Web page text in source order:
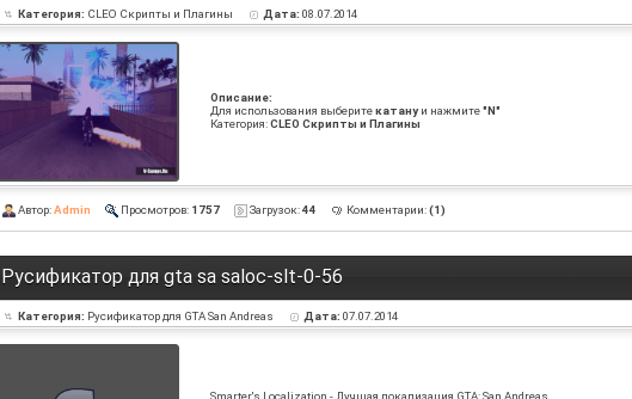
Категория: CLEO Скрипты и Плагины Дата: 08.07.2014
Описание:
Для использования выберитекатану и нажмите"N"
Категория:CLEO Скрипты и Плагины
Автор:Admin Просмотров: 1757 Загрузок:44 Комментарии:(1)
Русификатор для gta sa saloc-slt-0-56
Категория: Русификатор для GTA San Andreas Дата: 07.07.2014
Smarter's Localization - Лучшая локализация GTA: San Andreas